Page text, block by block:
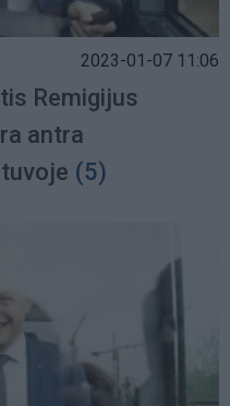
2023-01-07 11:06
Remigijus
antra
(5)